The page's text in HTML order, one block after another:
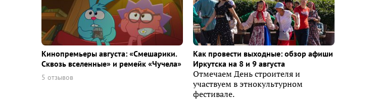
Кинопремьеры августа: «Смешарики.
Сквозь вселенные» и ремейк «Чучела»
5 отзывов
Как провести выходные: обзор афиши
Иркутска на 8 и 9 августа
Отмечаем День строителя и
участвуем в этнокультурном
фестивале.